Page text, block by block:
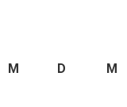
M D M